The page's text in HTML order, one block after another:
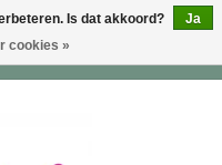
Is dat akkoord?
Ja
cookies »